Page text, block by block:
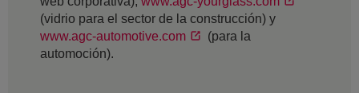
(vidrio para el sector de la construcción) y
www.agc-automotive.com
(para la
automoción).